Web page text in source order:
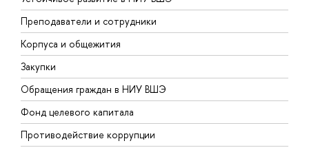
Преподаватели и сотрудники
Корпуса и общежития
Закупки
Обращения граждан в НИУ ВШЭ
Фонд целевого капитала
Противодействие коррупции